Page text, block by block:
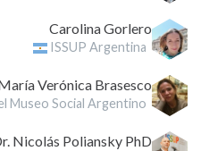
Carolina Gorlero
ISSUP Argentina
Verónica Brasesco
Museo Social Argentino
Nicolás Poliansky PhD